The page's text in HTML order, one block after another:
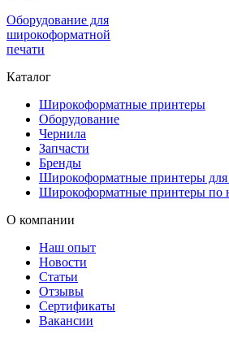
Оборудование для
широкоформатной
печати
Каталог
Широкоформатные принтеры
Оборудование
Чернила
Запчасти
Бренды
Широкоформатные принтеры для
Широкоформатные принтеры по
О компании
Наш опыт
Новости
Статьи
Отзывы
Сертификаты
Вакансии